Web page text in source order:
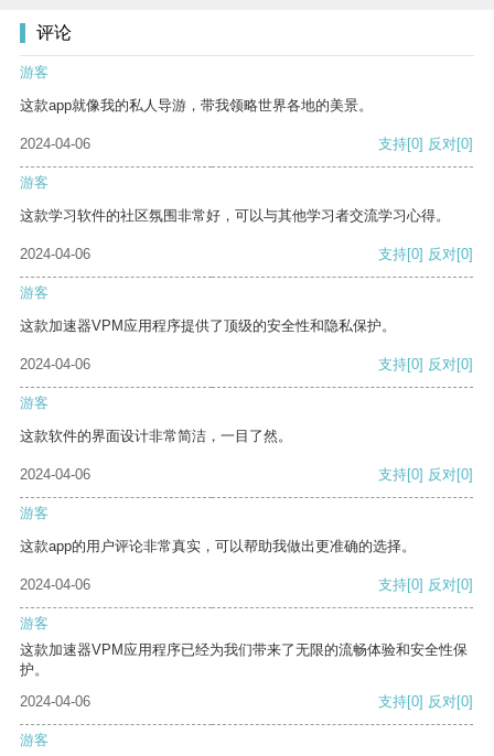
评论
游客
这款app就像我的私人导游，带我领略世界各地的美景。
2024-04-06 支持[0] 反对[0]
游客
这款学习软件的社区氛围非常好，可以与其他学习者交流学习心得。
2024-04-06 支持[0] 反对[0]
游客
这款加速器VPM应用程序提供了顶级的安全性和隐私保护。
2024-04-06 支持[0] 反对[0]
游客
这款软件的界面设计非常简洁，一目了然。
2024-04-06 支持[0] 反对[0]
游客
这款app的用户评论非常真实，可以帮助我做出更准确的选择。
2024-04-06 支持[0] 反对[0]
游客
这款加速器VPM应用程序已经为我们带来了无限的流畅体验和安全性保
护。
2024-04-06
支持[0] 反对[0]
游客